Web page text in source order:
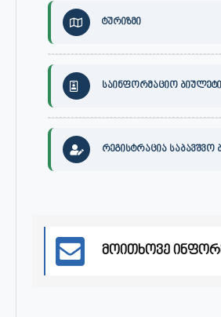
ტურიზმი
საინფორმაციო
რეგისტრაცია საბავშვო
მოითხოვე